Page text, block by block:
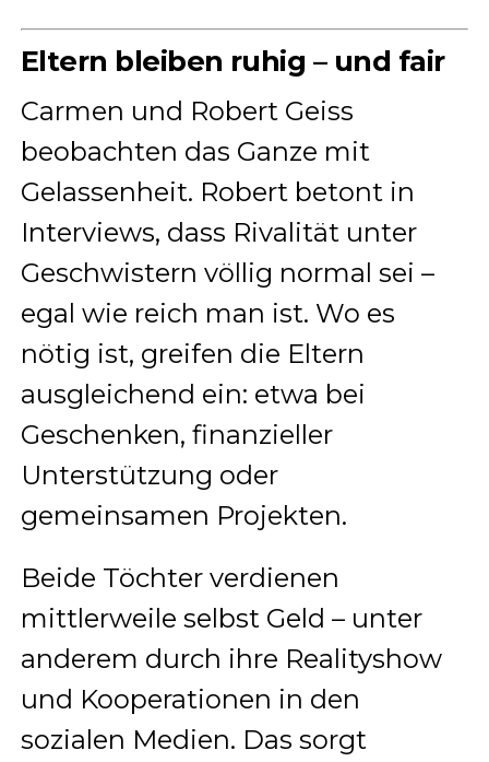
Eltern bleiben ruhig – und fair
Carmen und Robert Geiss
beobachten das Ganze mit
Gelassenheit. Robert betont in
Interviews, dass Rivalität unter
Geschwistern völlig normal sei –
egal wie reich man ist. Wo es
nötig ist, greifen die Eltern
ausgleichend ein: etwa bei
Geschenken, finanzieller
Unterstützung oder
gemeinsamen Projekten.
Beide Töchter verdienen
mittlerweile selbst Geld – unter
anderem durch ihre Realityshow
und Kooperationen in den
sozialen Medien. Das sorgt